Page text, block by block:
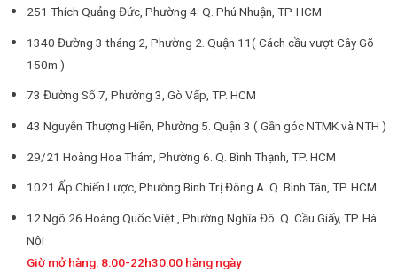
251 Thích Quảng Đức, Phường 4. Q. Phú Nhuận, TP. HCM
1340 Đường 3 tháng 2, Phường 2. Quận 11( Cách cầu vượt Cây Gõ
150m )
73 Đường Số 7, Phường 3, Gò Vấp, TP. HCM
43 Nguyễn Thượng Hiền, Phường 5. Quận 3 ( Gần góc NTMK và NTH )
29/21 Hoàng Hoa Thám, Phường 6. Q. Bình Thạnh, TP. HCM
1021 Ấp Chiến Lược, Phường Bình Trị Đông A. Q. Bình Tân, TP. HCM
12 Ngõ 26 Hoàng Quốc Việt , Phường Nghĩa Đô. Q. Cầu Giấy, TP. Hà
Nội
Giờ mở hàng: 8:00-22h30:00 hàng ngày